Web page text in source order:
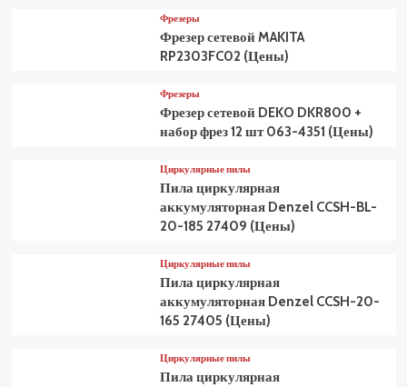
Фрезеры
Фрезер сетевой MAKITA
RP2303FC02 (Цены)
Фрезеры
Фрезер сетевой DEKO DKR800 +
набор фрез 12 шт 063-4351 (Цены)
Циркулярные пилы
Пила циркулярная
аккумуляторная Denzel CCSH-BL-
20-185 27409 (Цены)
Циркулярные пилы
Пила циркулярная
аккумуляторная Denzel CCSH-20-
165 27405 (Цены)
Циркулярные пилы
Пила циркулярная